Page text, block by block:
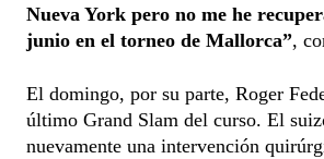
Nueva York pero no me he
junio en el torneo de Mallorca”,
El domingo, por su parte, Roger
último Grand Slam del curso. El
nuevamente una intervención